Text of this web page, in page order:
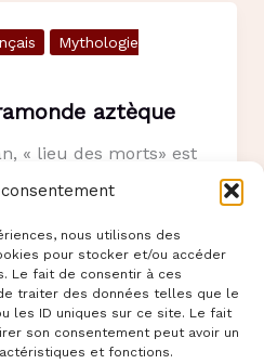
nous utilisons des
pour stocker et/ou accéder
Le fait de consentir à ces
traiter des données telles que le
les ID uniques sur ce site. Le fait
son consentement peut avoir un
et fonctions.
Mythologie
aztèque
« lieu des morts» est
l’équivalent de l’enfer